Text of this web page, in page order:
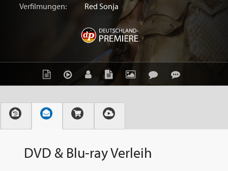
Verfilmungen:
Red Sonja
DVD & Blu-ray Verleih